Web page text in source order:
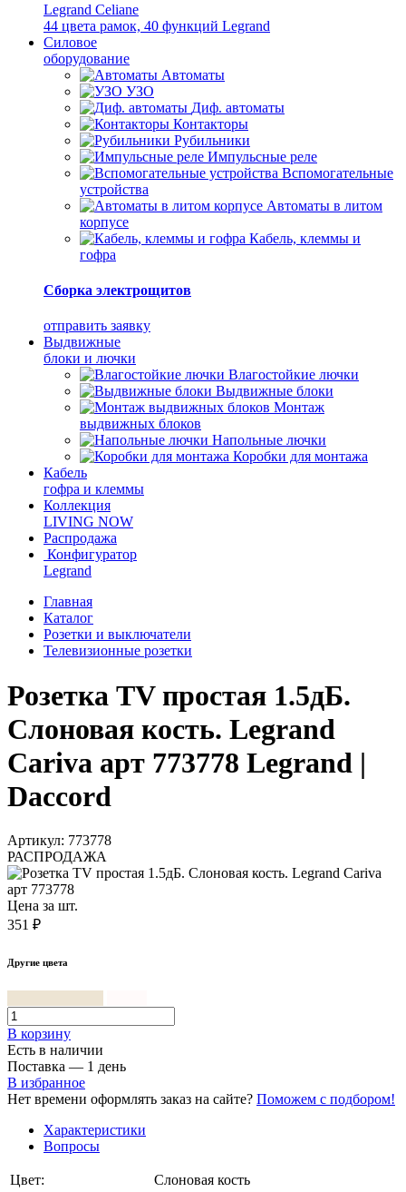
Legrand Celiane
44 цвета рамок, 40 функций Legrand
Силовое
оборудование
Автоматы
УЗО
Диф. автоматы
Контакторы
Рубильники
Импульсные реле
Вспомогательные
устройства
Автоматы в литом
корпусе
Кабель, клеммы и
гофра
Сборка электрощитов
отправить заявку
Выдвижные
блоки и лючки
Влагостойкие лючки
Выдвижные блоки
Монтаж
выдвижных блоков
Напольные лючки
Коробки для монтажа
Кабель
гофра и клеммы
Коллекция
LIVING NOW
Распродажа
Конфигуратор
Legrand
Главная
Каталог
Розетки и выключатели
Телевизионные розетки
Розетка TV простая 1.5дБ.
Слоновая кость. Legrand
Cariva арт 773778 Legrand |
Daccord
Артикул: 773778
РАСПРОДАЖА
Цена за шт.
351 ₽
Другие цвета
В корзинy
Есть в наличии
Поставка — 1 день
В избранное
Нет времени оформлять заказ на сайте? Поможем с подбором!
Характеристики
Вопросы
Цвет:
Слоновая кость